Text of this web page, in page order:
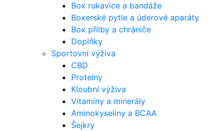
Box rukavice a bandáže
Boxerské pytle a úderové aparáty
Box přilby a chrániče
Doplňky
Sportovní výživa
CBD
Proteiny
Kloubní výživa
Vitamíny a minerály
Aminokyseliny a BCAA
Šejkry